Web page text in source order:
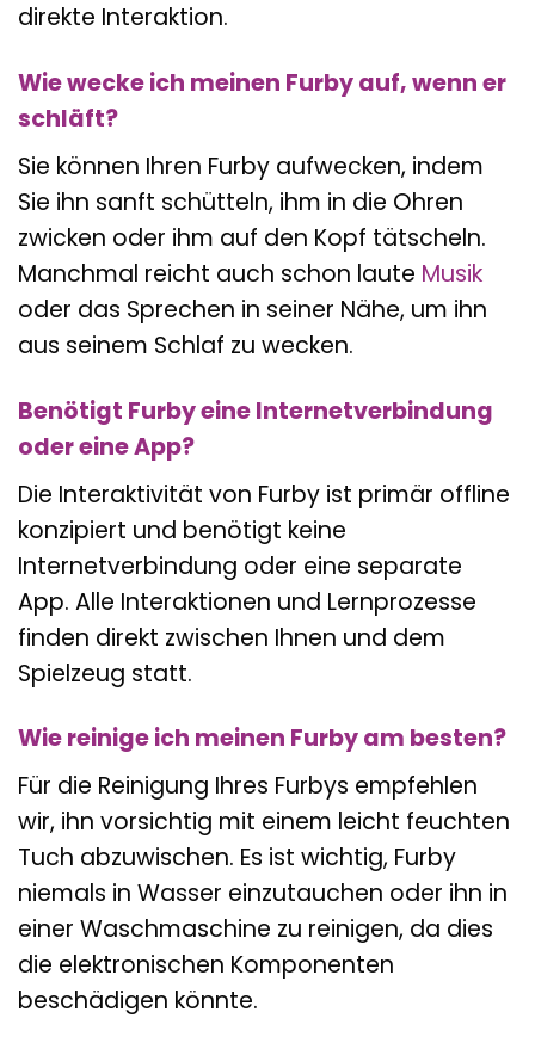
direkte Interaktion.
Wie wecke ich meinen Furby auf, wenn er
schläft?
Sie können Ihren Furby aufwecken, indem
Sie ihn sanft schütteln, ihm in die Ohren
zwicken oder ihm auf den Kopf tätscheln.
Manchmal reicht auch schon laute Musik
oder das Sprechen in seiner Nähe, um ihn
aus seinem Schlaf zu wecken.
Benötigt Furby eine Internetverbindung
oder eine App?
Die Interaktivität von Furby ist primär offline
konzipiert und benötigt keine
Internetverbindung oder eine separate
App. Alle Interaktionen und Lernprozesse
finden direkt zwischen Ihnen und dem
Spielzeug statt.
Wie reinige ich meinen Furby am besten?
Für die Reinigung Ihres Furbys empfehlen
wir, ihn vorsichtig mit einem leicht feuchten
Tuch abzuwischen. Es ist wichtig, Furby
niemals in Wasser einzutauchen oder ihn in
einer Waschmaschine zu reinigen, da dies
die elektronischen Komponenten
beschädigen könnte.